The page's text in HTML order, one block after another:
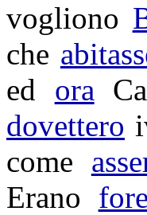
vogliono
che
ed ora
dovettero
come
Erano